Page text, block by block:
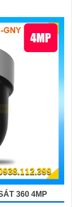
360 4MP